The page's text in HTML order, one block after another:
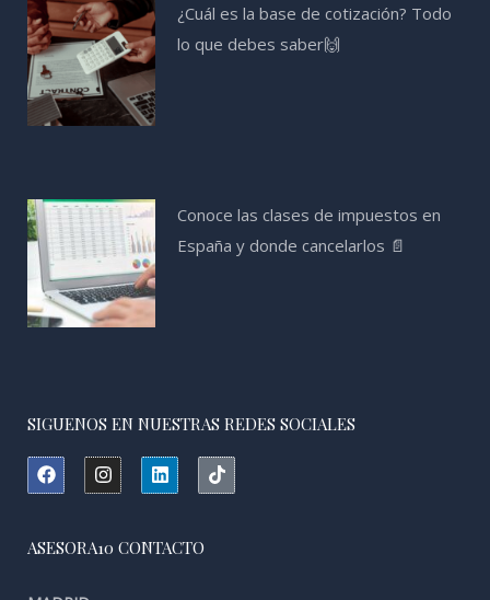
¿Cuál es la base de cotización? Todo
lo que debes saber🙌
Conoce las clases de impuestos en
España y donde cancelarlos 📄
SIGUENOS EN NUESTRAS REDES SOCIALES
F
a
c
b
o
k
I
n
s
a
g
L
i
n
e
d
T
i
k
ASESORA10 CONTACTO